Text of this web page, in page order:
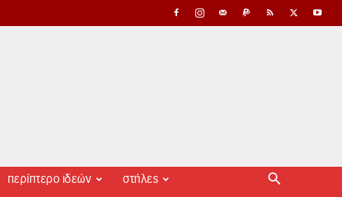
περίπτερο ιδεών στήλες